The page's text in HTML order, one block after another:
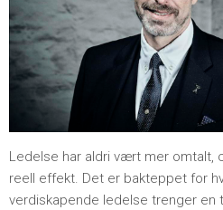
Ledelse har aldri vært mer omtalt,
reell effekt. Det er bakteppet for
verdiskapende ledelse trenger en